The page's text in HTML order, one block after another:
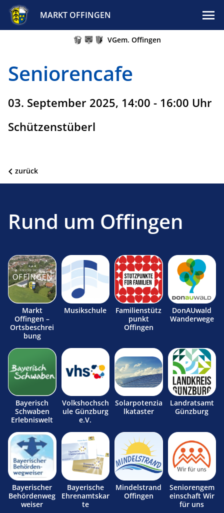
MARKT OFFINGEN
VGem. Offingen
Seniorencafe
03. September 2025, 14:00 - 16:00 Uhr
Schützenstüberl
zurück
Rund um Offingen
Markt
Offingen –
Ortsbeschrei
bung
Musikschule
Familienstütz
punkt
Offingen
DonAUwald
Wanderwege
Bayerisch
Schwaben
Erlebniswelt
Volkshochsch
ule Günzburg
e.V.
Solarpotenzia
lkataster
Landratsamt
Günzburg
Bayerischer
Behördenweg
weiser
Bayerische
Ehrenamtskar
te
Mindelstrand
Offingen
Seniorengem
einschaft Wir
für uns